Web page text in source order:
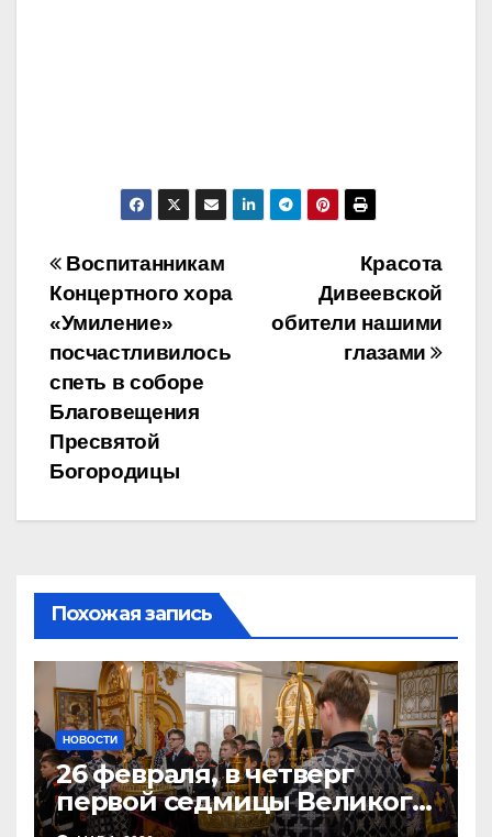
Навигация
по
записям
Красота
Дивеевской
обители нашими
глазами
Воспитанникам
Концертного хора
«Умиление»
посчастливилось
спеть в соборе
Благовещения
Пресвятой
Богородицы
Похожая запись
НОВОСТИ
26 февраля, в четверг
первой седмицы Великого
Поста, в Свято-Никольском